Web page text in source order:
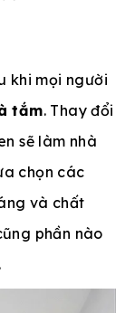
khi mọi người
tắm. Thay đổi
sẽ làm nhà
chọn các
và chất
phần nào